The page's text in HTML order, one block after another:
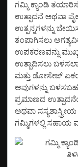
ಗಮ್ಮಿ ಕ್ಯಾಂಡಿ
ಉತ್ಪಾದನೆ ಅಥವಾ
ಉತ್ಪನ್ನಗಳನ್ನು
ತಂಪಾಗಿಸಲು
ಉಪಕರಣವನ್ನು
ಉತ್ಪಾದಿಸಲು
ಮತ್ತು ಡೋಸೇಜ್
ಅವುಗಳನ್ನು
ಪ್ರಮಾಣದ
ಅಥವಾ
ಗಮ್ಮಿಗಳಲ್ಲಿ ಸಹಾಯ